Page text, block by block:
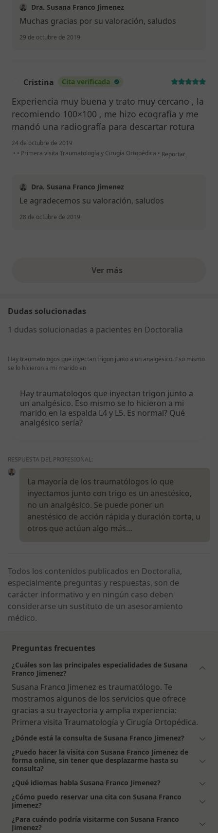
Dra. Susana Franco Jimenez
Muchas gracias por su valoración, saludos
29 de octubre de 2019
Cristina Cita verificada
Experiencia muy buena y trato muy cercano , la
recomiendo 100×100 , me hizo ecografía y me
mandó una radiografía para descartar rotura
24 de octubre de 2019
• • Primera visita Traumatología y Cirugía Ortopédica • en opinión del
Reportar
Dra. Susana Franco Jimenez
Le agradecemos su valoración, saludos
28 de octubre de 2019
Ver másopiniones anteriores
Dudas solucionadas
1 dudas solucionadas a pacientes en Doctoralia
Hay traumatologos que inyectan trigon junto a un analgésico. Eso mismo
se lo hicieron a mi marido en
Hay traumatologos que inyectan trigon junto a
un analgésico. Eso mismo se lo hicieron a mi
marido en la espalda L4 y L5. Es normal? Qué
analgésico sería?
RESPUESTA DEL PROFESIONAL:
La mayoría de los traumatólogos lo que
inyectamos junto con trigo es un anestésico,
no un analgésico. Se puede poner un
anestésico de acción rápida y duración corta, u
otros que actúan algo más…
Todos los contenidos publicados en Doctoralia,
especialmente preguntas y respuestas, son de
carácter informativo y en ningún caso deben
considerarse un sustituto de un asesoramiento
médico.
Preguntas frecuentes
¿Cuáles son las principales especialidades de Susana
Franco Jimenez?
Susana Franco Jimenez es traumatólogo. Te
mostramos algunos de los servicios que ofrece
gracias a su trayectoria y amplia experiencia:
Primera visita Traumatología y Cirugía Ortopédica.
¿Dónde está la consulta de Susana Franco Jimenez?
¿Puedo hacer la visita con Susana Franco Jimenez de
forma online, sin tener que desplazarme hasta su
consulta?
¿Qué idiomas habla Susana Franco Jimenez?
¿Cómo puedo reservar una cita con Susana Franco
Jimenez?
¿Para cuándo podría visitarme con Susana Franco
Jimenez?